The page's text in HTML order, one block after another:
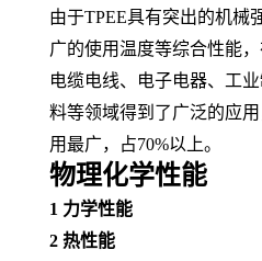
由于TPEE具有突出的机械
广的使用温度等综合性能，
电缆电线、 电子电器、工业
料等领域得到了广泛的应
用最广，占70%以上。
物理化学性能
1 力学性能
2 热性能